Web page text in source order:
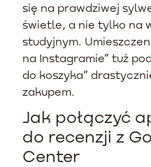
się na prawdziwej
świetle, a nie tylko na
studyjnym.
na Instagramie” tuż
do koszyka”
zakupem.
Jak połączyć
do recenzji z
Center